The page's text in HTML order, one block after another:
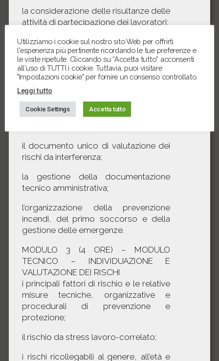
la considerazione delle risultanze delle
attività di partecipazione dei lavoratori;
il documento di valutazione dei rischi
(contenuti, specificità e metodologie);
i modelli di organizzazione e gestione
della sicurezza;
gli obblighi connessi ai contratti di
appalto o d’opera o di
il documento unico di valutazione dei
rischi da interferenza;
la gestione della documentazione
tecnico amministrativa;
l’organizzazione della prevenzione
incendi, del primo soccorso e della
gestione delle emergenze.
MODULO 3 (4 ORE) – MODULO
TECNICO – INDIVIDUAZIONE E
VALUTAZIONE DEI RISCHI
i principali fattori di rischio e le relative
misure tecniche, organizzative e
procedurali di prevenzione e
protezione;
il rischio da stress lavoro-correlato;
i rischi ricollegabili al genere, all’età e
Utilizziamo i cookie sul nostro sito Web per offrirti
l'esperienza più pertinente ricordando le tue preferenze e
le visite ripetute. Cliccando su “Accetta tutto” acconsenti
all'uso di TUTTI i cookie. Tuttavia, puoi visitare
"Impostazioni cookie" per fornire un consenso controllato.
Leggi tutto
Cookie Settings Accetta tutto